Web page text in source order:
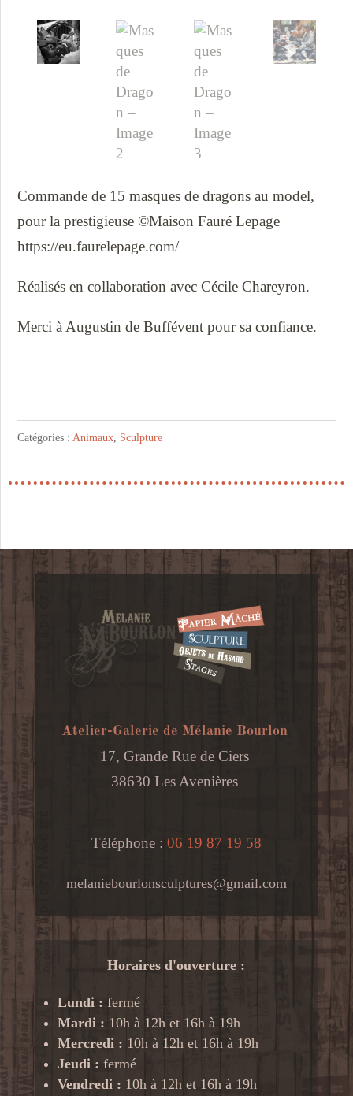
Commande de 15 masques de dragons au model,
pour la prestigieuse ©Maison Fauré Lepage
https://eu.faurelepage.com/
Réalisés en collaboration avec Cécile Chareyron.
Merci à Augustin de Buffévent pour sa confiance.
Catégories :Animaux, Sculpture
Atelier-Galerie de Mélanie Bourlon
17, Grande Rue de Ciers
38630 Les Avenières
Téléphone : 06 19 87 19 58
melaniebourlonsculptures@gmail.com
Horaires d'ouverture :
Lundi : fermé
Mardi : 10h à 12h et 16h à 19h
Mercredi : 10h à 12h et 16h à 19h
Jeudi : fermé
Vendredi : 10h à 12h et 16h à 19h